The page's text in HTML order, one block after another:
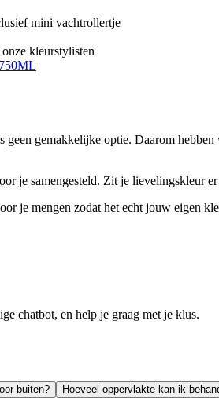
mini vachtrollertje
kleurstylisten
gemakkelijke optie. Daarom
je samengesteld. Zit je lievelingskleur
je mengen zodat het echt jouw eigen
chatbot, en help je graag met je klus.
buiten? Hoeveel oppervlakte kan ik